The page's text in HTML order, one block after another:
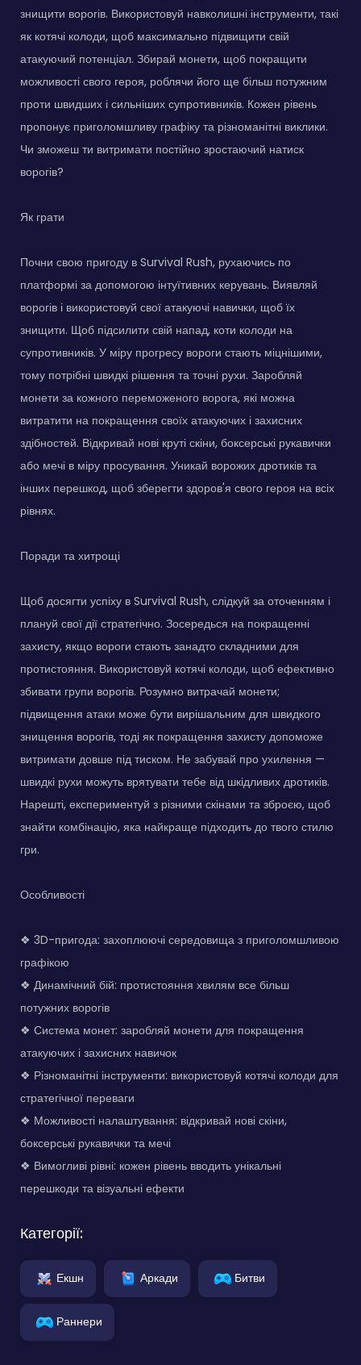
знищити ворогів. Використовуй навколишні інструменти, такі
як котячі колоди, щоб максимально підвищити свій
атакуючий потенціал. Збирай монети, щоб покращити
можливості свого героя, роблячи його ще більш потужним
проти швидших і сильніших супротивників. Кожен рівень
пропонує приголомшливу графіку та різноманітні виклики.
Чи зможеш ти витримати постійно зростаючий натиск
ворогів?
Як грати
Почни свою пригоду в Survival Rush, рухаючись по
платформі за допомогою інтуїтивних керувань. Виявляй
ворогів і використовуй свої атакуючі навички, щоб їх
знищити. Щоб підсилити свій напад, коти колоди на
супротивників. У міру прогресу вороги стають міцнішими,
тому потрібні швидкі рішення та точні рухи. Заробляй
монети за кожного переможеного ворога, які можна
витратити на покращення своїх атакуючих і захисних
здібностей. Відкривай нові круті скіни, боксерські рукавички
або мечі в міру просування. Уникай ворожих дротиків та
інших перешкод, щоб зберегти здоров'я свого героя на всіх
рівнях.
Поради та хитрощі
Щоб досягти успіху в Survival Rush, слідкуй за оточенням і
плануй свої дії стратегічно. Зосередься на покращенні
захисту, якщо вороги стають занадто складними для
протистояння. Використовуй котячі колоди, щоб ефективно
збивати групи ворогів. Розумно витрачай монети;
підвищення атаки може бути вирішальним для швидкого
знищення ворогів, тоді як покращення захисту допоможе
витримати довше під тиском. Не забувай про ухилення —
швидкі рухи можуть врятувати тебе від шкідливих дротиків.
Нарешті, експериментуй з різними скінами та зброєю, щоб
знайти комбінацію, яка найкраще підходить до твого стилю
гри.
Особливості
❖ 3D-пригода: захоплюючі середовища з приголомшливою
графікою
❖ Динамічний бій: протистояння хвилям все більш
потужних ворогів
❖ Система монет: заробляй монети для покращення
атакуючих і захисних навичок
❖ Різноманітні інструменти: використовуй котячі колоди для
стратегічної переваги
❖ Можливості налаштування: відкривай нові скіни,
боксерські рукавички та мечі
❖ Вимогливі рівні: кожен рівень вводить унікальні
перешкоди та візуальні ефекти
Категорії:
Екшн Аркади Битви
Раннери